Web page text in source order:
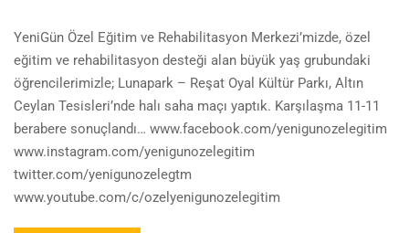
YeniGün Özel Eğitim ve Rehabilitasyon Merkezi’mizde, özel
eğitim ve rehabilitasyon desteği alan büyük yaş grubundaki
öğrencilerimizle; Lunapark – Reşat Oyal Kültür Parkı, Altın
Ceylan Tesisleri’nde halı saha maçı yaptık. Karşılaşma 11-11
berabere sonuçlandı… www.facebook.com/yenigunozelegitim
www.instagram.com/yenigunozelegitim
twitter.com/yenigunozelegtm
www.youtube.com/c/ozelyenigunozelegitim